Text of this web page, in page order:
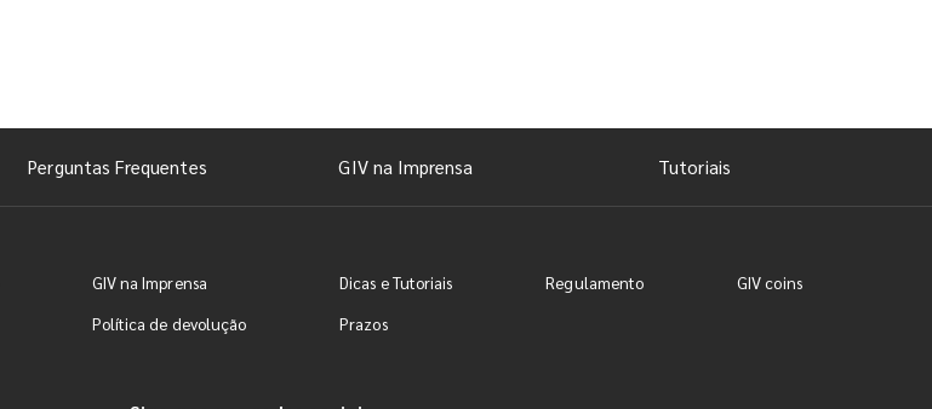
Perguntas Frequentes GIV na Imprensa Tutoriais
GIV na Imprensa Dicas e Tutoriais Regulamento
GIV coins
Política de devolução Prazos